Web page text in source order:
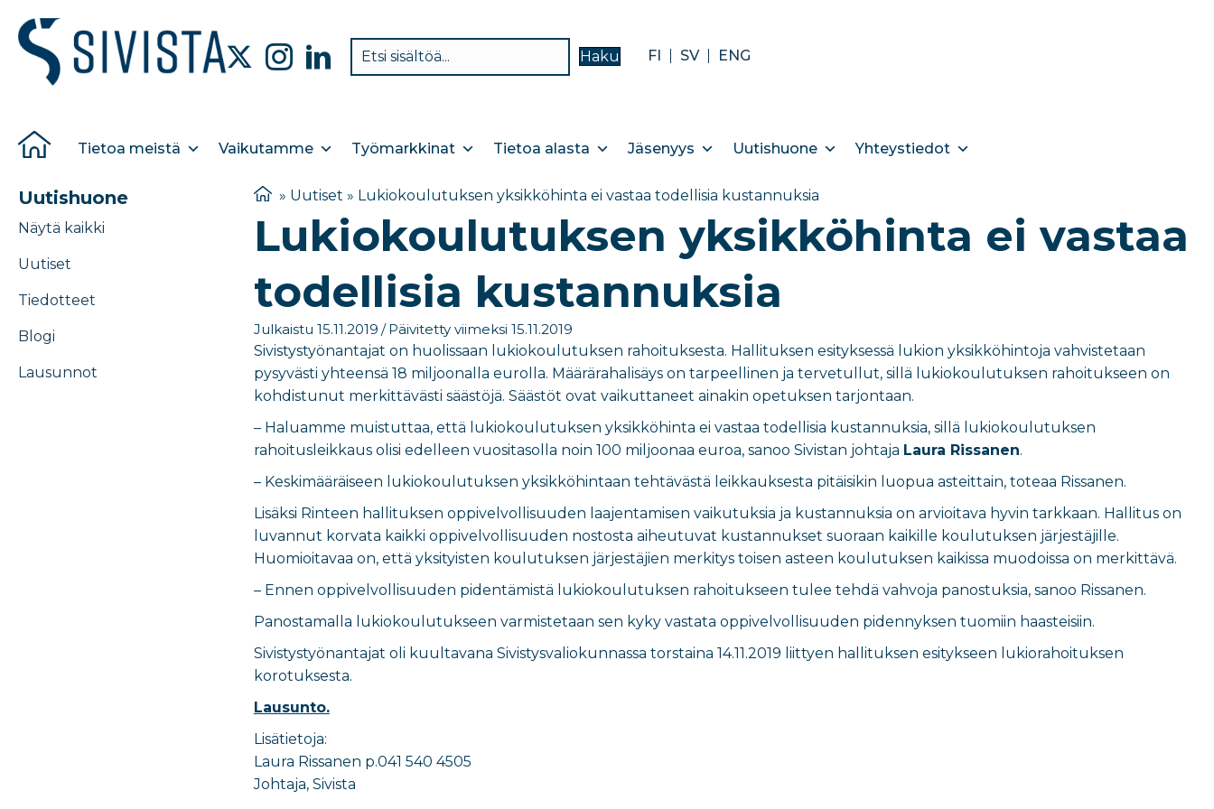
Haku FI SV ENG
Tietoa meistä Vaikutamme Työmarkkinat Tietoa alasta Jäsenyys Uutishuone Yhteystiedot
Uutishuone
Näytä kaikki
Uutiset
Tiedotteet
Blogi
Lausunnot
» Uutiset » Lukiokoulutuksen yksikköhinta ei vastaa todellisia kustannuksia
Lukiokoulutuksen yksikköhinta ei vastaa
todellisia kustannuksia
Julkaistu 15.11.2019 / Päivitetty viimeksi 15.11.2019
Sivistystyönantajat on huolissaan lukiokoulutuksen rahoituksesta. Hallituksen esityksessä lukion yksikköhintoja vahvistetaan
pysyvästi yhteensä 18 miljoonalla eurolla. Määrärahalisäys on tarpeellinen ja tervetullut, sillä lukiokoulutuksen rahoitukseen on
kohdistunut merkittävästi säästöjä. Säästöt ovat vaikuttaneet ainakin opetuksen tarjontaan.
– Haluamme muistuttaa, että lukiokoulutuksen yksikköhinta ei vastaa todellisia kustannuksia, sillä lukiokoulutuksen
rahoitusleikkaus olisi edelleen vuositasolla noin 100 miljoonaa euroa, sanoo Sivistan johtaja Laura Rissanen.
– Keskimääräiseen lukiokoulutuksen yksikköhintaan tehtävästä leikkauksesta pitäisikin luopua asteittain, toteaa Rissanen.
Lisäksi Rinteen hallituksen oppivelvollisuuden laajentamisen vaikutuksia ja kustannuksia on arvioitava hyvin tarkkaan. Hallitus on
luvannut korvata kaikki oppivelvollisuuden nostosta aiheutuvat kustannukset suoraan kaikille koulutuksen järjestäjille.
Huomioitavaa on, että yksityisten koulutuksen järjestäjien merkitys toisen asteen koulutuksen kaikissa muodoissa on merkittävä.
– Ennen oppivelvollisuuden pidentämistä lukiokoulutuksen rahoitukseen tulee tehdä vahvoja panostuksia, sanoo Rissanen.
Panostamalla lukiokoulutukseen varmistetaan sen kyky vastata oppivelvollisuuden pidennyksen tuomiin haasteisiin.
Sivistystyönantajat oli kuultavana Sivistysvaliokunnassa torstaina 14.11.2019 liittyen hallituksen esitykseen lukiorahoituksen
korotuksesta.
Lausunto.
Lisätietoja:
Laura Rissanen p.041 540 4505
Johtaja, Sivista